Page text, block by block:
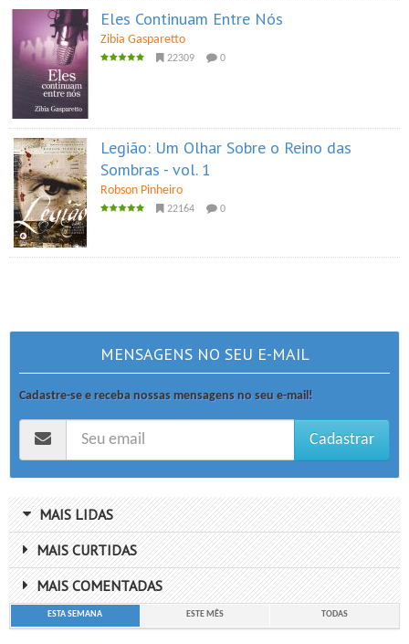
Eles Continuam Entre Nós
Zibia Gasparetto
22309 0
Legião: Um Olhar Sobre o Reino das
Sombras - vol. 1
Robson Pinheiro
22164 0
MENSAGENS NO SEU E-MAIL
Cadastre-se e receba nossas mensagens no seu e-mail!
Cadastrar
MAIS LIDAS
MAIS CURTIDAS
MAIS COMENTADAS
ESTA SEMANA ESTE MÊS TODAS